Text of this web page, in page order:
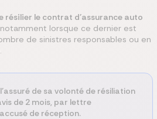
résilier le contrat d’assurance auto
notamment lorsque ce dernier est
de sinistres responsables ou en
de sa volonté de résiliation
de 2 mois, par lettre
de réception.